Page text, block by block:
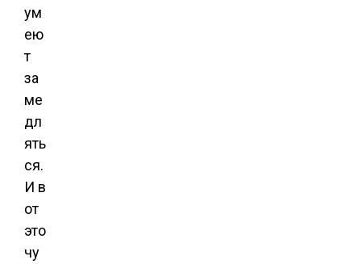
ум
ею
т
за
ме
дл
ять
ся.
И в
от
это
чу